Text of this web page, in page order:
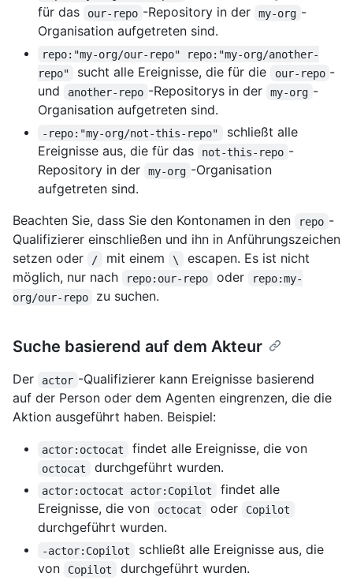
für das
our-repo -Repository in der my-org -
Organisation aufgetreten sind.
repo:"my-org/our-repo" repo:"my-org/another-
repo"
sucht alle Ereignisse, die für die our-repo -
und
another-repo -Repositorys in der my-org -
Organisation aufgetreten sind.
-repo:"my-org/not-this-repo"
schließt alle
Ereignisse aus, die für das
not-this-repo -
Repository in der
my-org -Organisation
aufgetreten sind.
Beachten Sie, dass Sie den Kontonamen in den
repo -
Qualifizierer einschließen und ihn in Anführungszeichen
setzen oder
/ mit einem \
escapen. Es ist nicht
möglich, nur nach
repo:our-repo oder
repo:my-
org/our-repo
zu suchen.
Suche basierend auf dem Akteur
Der actor -Qualifizierer kann Ereignisse basierend
auf der Person oder dem Agenten eingrenzen, die die
Aktion ausgeführt haben. Beispiel:
actor:octocat findet alle Ereignisse, die von
octocat durchgeführt wurden.
actor:octocat actor:Copilot
findet alle
Ereignisse, die von
octocat oder Copilot
durchgeführt wurden.
-actor:Copilot
schließt alle Ereignisse aus, die
von
Copilot
durchgeführt wurden.